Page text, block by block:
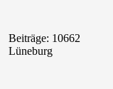
Beiträge: 10662
Lüneburg